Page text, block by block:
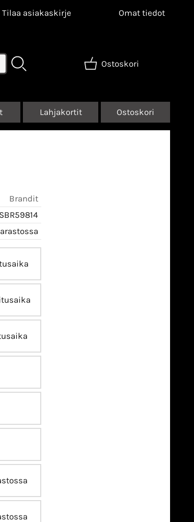
Tilaa asiakaskirje Omat tiedot
Ostoskori
Lahjakortit Ostoskori
Brandit
SBR59814